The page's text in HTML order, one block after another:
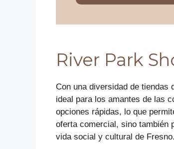
River Park
Con una diversidad de tiendas
ideal para los amantes de las
opciones rápidas, lo que
oferta comercial, sino también
vida social y cultural de Fresno.